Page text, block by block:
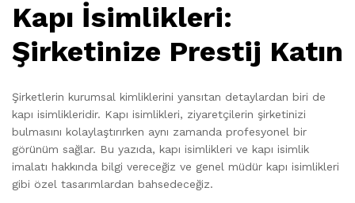
Kapı İsimlikleri:
Şirketinize Prestij Katın
Şirketlerin kurumsal kimliklerini yansıtan detaylardan biri de
kapı isimlikleridir. Kapı isimlikleri, ziyaretçilerin şirketinizi
bulmasını kolaylaştırırken aynı zamanda profesyonel bir
görünüm sağlar. Bu yazıda, kapı isimlikleri ve kapı isimlik
imalatı hakkında bilgi vereceğiz ve genel müdür kapı isimlikleri
gibi özel tasarımlardan bahsedeceğiz.